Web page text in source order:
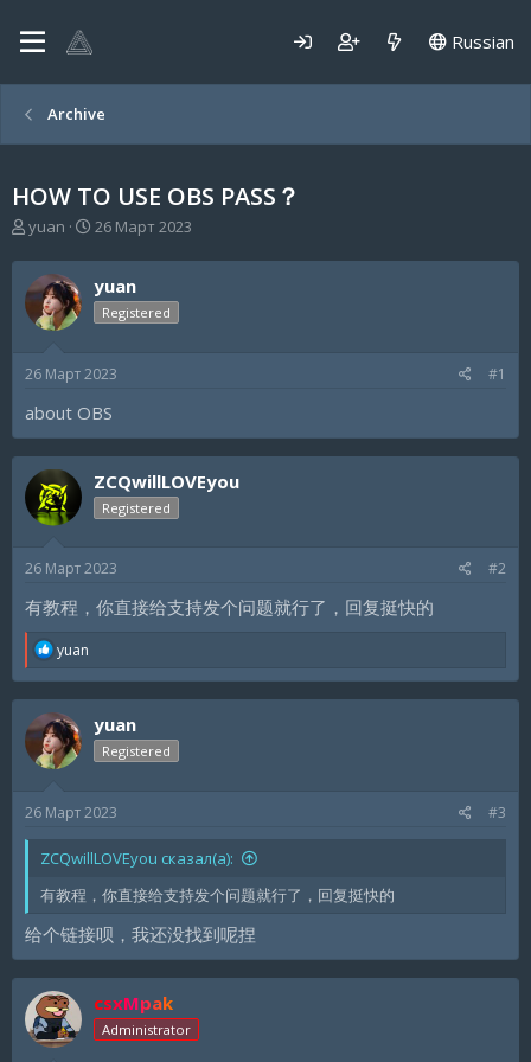
Russian
Archive
HOW TO USE OBS PASS？
А
т
о
р
м
yuan
Д
т
а
а
а
26 Март 2023
yuan
Registered
26 Март 2023 #1
about OBS
ZCQwillLOVEyou
Registered
26 Март 2023 #2
有教程，你直接给支持发个问题就行了，回复挺快的
R
a
c
t
i
o
:
yuan
yuan
Registered
26 Март 2023 #3
ZCQwillLOVEyou сказал(а):
有教程，你直接给支持发个问题就行了，回复挺快的
给个链接呗，我还没找到呢捏
csxMpak
Administrator